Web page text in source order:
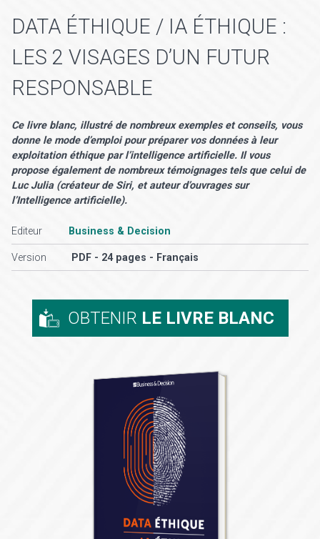
DATA ÉTHIQUE / IA ÉTHIQUE :
LES 2 VISAGES D’UN FUTUR
RESPONSABLE
Ce livre blanc, illustré de nombreux exemples et conseils, vous
donne le mode d’emploi pour préparer vos données à leur
exploitation éthique par l’intelligence artificielle. Il vous
propose également de nombreux témoignages tels que celui de
Luc Julia (créateur de Siri, et auteur d’ouvrages sur
l’Intelligence artificielle).
Editeur Business & Decision
Version PDF - 24 pages - Français
OBTENIR LE LIVRE BLANC